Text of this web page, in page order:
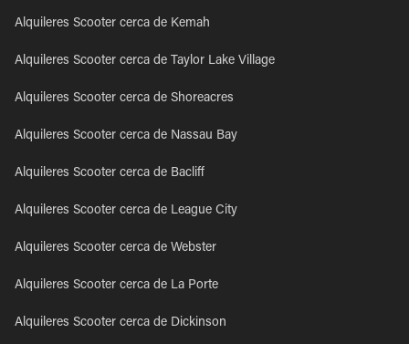
Alquileres Scooter cerca de Kemah
Alquileres Scooter cerca de Taylor Lake Village
Alquileres Scooter cerca de Shoreacres
Alquileres Scooter cerca de Nassau Bay
Alquileres Scooter cerca de Bacliff
Alquileres Scooter cerca de League City
Alquileres Scooter cerca de Webster
Alquileres Scooter cerca de La Porte
Alquileres Scooter cerca de Dickinson